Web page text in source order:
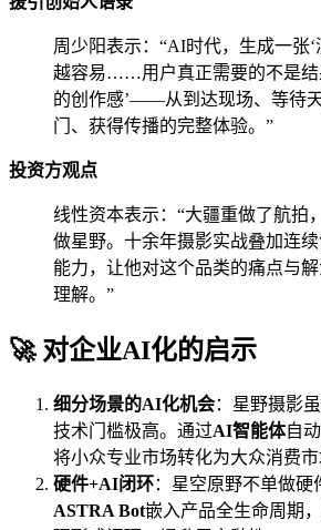
周少阳表示：“AI时代，生成一张‘
越容易……用户真正需要的不是结
的创作感’——从到达现场、等待
门、获得传播的完整体验。”
投资方观点
线性资本表示：“大疆重做了航拍
做星野。十余年摄影实战叠加连
能力，让他对这个品类的痛点与
理解。”
🚀 对企业AI化的启示
细分场景的AI化机会：星野摄影
技术门槛极高。通过AI智能体自
将小众专业市场转化为大众消费市
硬件+AI闭环：星空原野不单做硬
ASTRA Bot嵌入产品全生命周期